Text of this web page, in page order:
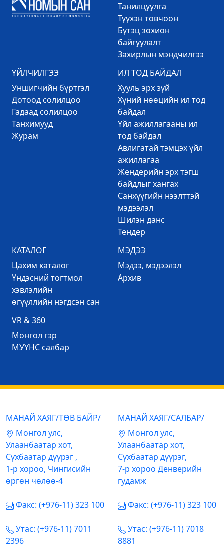
Танилцуулга
Түүхэн товчоон
Бүтэц зохион
байгуулалт
Захирлын мэндчилгээ
ҮЙЛЧИЛГЭЭ
Уншигчийн бүртгэл
Дотоод солилцоо
Гадаад солилцоо
Танхимууд
Журам
ИЛ ТОД БАЙДАЛ
Хууль эрх зүй
Хүний нөөцийн ил тод
байдал
Үйл ажиллагааны ил
тод байдал
Авлигатай тэмцэх үйл
ажиллагаа
Жендерийн эрх тэгш
байдлыг хангах
Санхүүгийн нээлттэй
мэдээлэл
Шилэн данс
Тендер
КАТАЛОГ
Цахим каталог
Үндэсний тогтмол
хэвлэлийн
өгүүллийн нэгдсэн сан
МЭДЭЭ
Mэдээ, мэдээлэл
Архив
VR & 360
Mонгол гэр
МУҮНС салбар
МАНАЙ ХАЯГ/ТӨВ БАЙР/
Mонгол улс,
Улаанбаатар хот,
Сүхбаатар дүүрэг ,
1-р хороо, Чингисийн
өргөн чөлөө-4
Факс: (+976-11) 323 100
Утас: (+976-11) 7011
2396
МАНАЙ ХАЯГ/САЛБАР/
Mонгол улс,
Улаанбаатар хот,
Сүхбаатар дүүрэг,
7-р хороо Денверийн
гудамж
Факс: (+976-11) 323 100
Утас: (+976-11) 7018
8881